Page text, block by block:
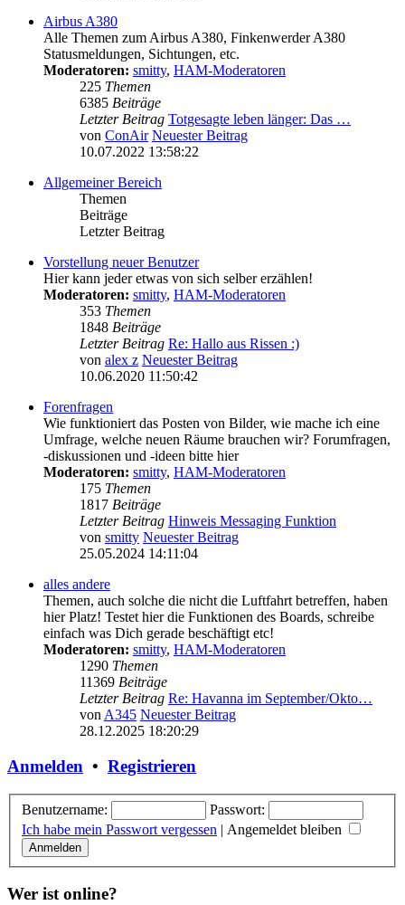
Airbus A380
Alle Themen zum Airbus A380, Finkenwerder A380
Statusmeldungen, Sichtungen, etc.
Moderatoren: smitty, HAM-Moderatoren
225 Themen
6385 Beiträge
Letzter Beitrag Totgesagte leben länger: Das …
von ConAir Neuester Beitrag
10.07.2022 13:58:22
Allgemeiner Bereich
Themen
Beiträge
Letzter Beitrag
Vorstellung neuer Benutzer
Hier kann jeder etwas von sich selber erzählen!
Moderatoren: smitty, HAM-Moderatoren
353 Themen
1848 Beiträge
Letzter Beitrag Re: Hallo aus Rissen :)
von alex z Neuester Beitrag
10.06.2020 11:50:42
Forenfragen
Wie funktioniert das Posten von Bilder, wie mache ich eine
Umfrage, welche neuen Räume brauchen wir? Forumfragen,
-diskussionen und -ideen bitte hier
Moderatoren: smitty, HAM-Moderatoren
175 Themen
1817 Beiträge
Letzter Beitrag Hinweis Messaging Funktion
von smitty Neuester Beitrag
25.05.2024 14:11:04
alles andere
Themen, auch solche die nicht die Luftfahrt betreffen, haben
hier Platz! Testet hier die Funktionen des Boards, schreibe
einfach was Dich gerade beschäftigt etc!
Moderatoren: smitty, HAM-Moderatoren
1290 Themen
11369 Beiträge
Letzter Beitrag Re: Havanna im September/Okto…
vonA345 Neuester Beitrag
28.12.2025 18:20:29
Anmelden • Registrieren
Benutzername:
Passwort:
Ich habe mein Passwort vergessen | Angemeldet bleiben
Wer ist online?